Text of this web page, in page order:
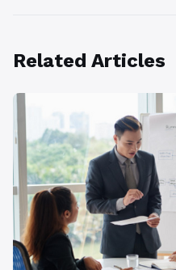
Related Articles